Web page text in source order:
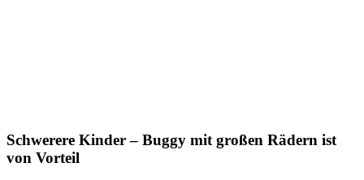
Schwerere Kinder – Buggy mit großen Rädern ist
von Vorteil